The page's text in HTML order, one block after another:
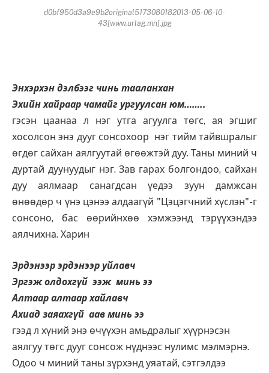
d0bf950d3a9e9b2original5173080182013-05-06-10-
43[www.urlag.mn].jpg
Энхэрхэн дэлбээг чинь тааланхан
Эхийн хайраар чамайг ургуулсан юм……..
гэсэн цаанаа л нэг утга агуулга төгс, ая эгшиг
хосолсон энэ дууг сонсохоор нэг тийм тайвшралыг
өгдөг сайхан аялгуутай өгөөжтэй дуу. Таны миний ч
дуртай дуунуудыг нэг. Зав гарах болгондоо, сайхан
дуу аялмаар санагдсан үедээ зуун дамжсан
өнөөдөр ч үнэ цэнээ алдаагүй "Цэцэгчний хүслэн"-г
сонсоно, бас өөрийнхөө хэмжээнд тэрүүхэндээ
аялчихна. Харин
Эрдэнээр эрдэнээр уйлавч
Эргэж олдохгүй ээж минь ээ
Алтаар алтаар хайлавч
Ахиад заяахгүй аав минь ээ
гээд л хүний энэ өчүүхэн амьдралыг хүүрнэсэн
аялгуу төгс дууг сонсож нүднээс нулимс мэлмэрнэ.
Одоо ч миний таны зүрхэнд уяатай, сэтгэлдээ